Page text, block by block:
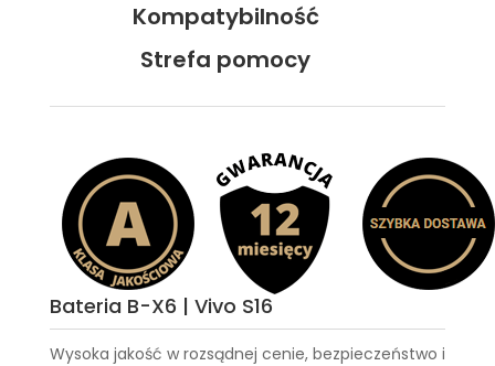
Kompatybilność
Strefa pomocy
Bateria B-X6 | Vivo S16
Wysoka jakość w rozsądnej cenie, bezpieczeństwo i